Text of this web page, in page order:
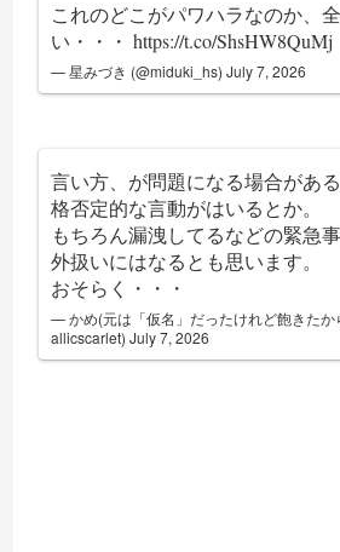
これのどこがパワハラなのか、
い・・・https://t.co/ShsHW8QuMj
— 星みづき (@miduki_hs)July 7, 2026
言い方、が問題になる場合があ
格否定的な言動がはいるとか。
もちろん漏洩してるなどの緊急
外扱いにはなるとも思います。
おそらく・・・
— かめ(元は「仮名」だったけれど飽きたか
allicscarlet)July 7, 2026